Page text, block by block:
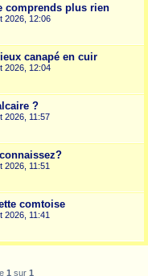
comprends plus rien
2026, 12:06
canapé en cuir
2026, 12:04
?
2026, 11:57
2026, 11:51
comtoise
2026, 11:41
1 sur 1